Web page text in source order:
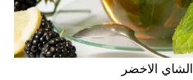
الشاي الاخضر